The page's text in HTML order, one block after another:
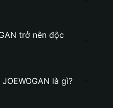
trở nên độc
là gì?